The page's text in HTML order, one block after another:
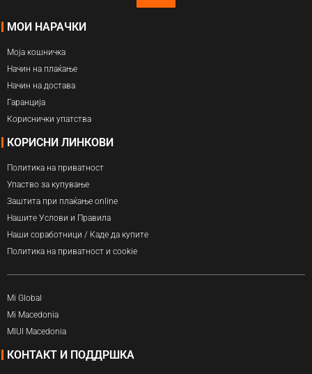
МОИ НАРАЧКИ
Моја кошничка
Начин на плаќање
Начин на достава
Гаранција
Кориснички упатства
КОРИСНИ ЛИНКОВИ
Политика на приватност
Упаство за купување
Заштита при плаќање online
Нашите Услови и Правила
Наши соработници / Каде да купите
Политика на приватност и cookie
Mi Global
Mi Macedonia
MIUI Macedonia
КОНТАКТ И ПОДДРШКА